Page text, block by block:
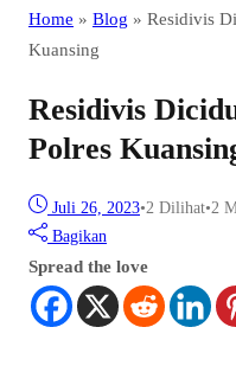
Home » Blog » Residivis
Kuansing
Residivis
Polres
Juli 26, 2023•2 Dilihat•2
Bagikan
Spread the love